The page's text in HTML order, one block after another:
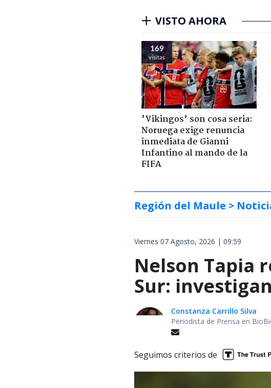
VISTO AHORA
169
visitas
’Vikingos’ son cosa seria:
Noruega exige renuncia
inmediata de Gianni
Infantino al mando de la
FIFA
Región del Maule >
Viernes 07 Agosto, 2026 | 09:59
Nelson Tapia
Sur:
Constanza Carrillo Silva
Periodista de Prensa en
Seguimos criterios de